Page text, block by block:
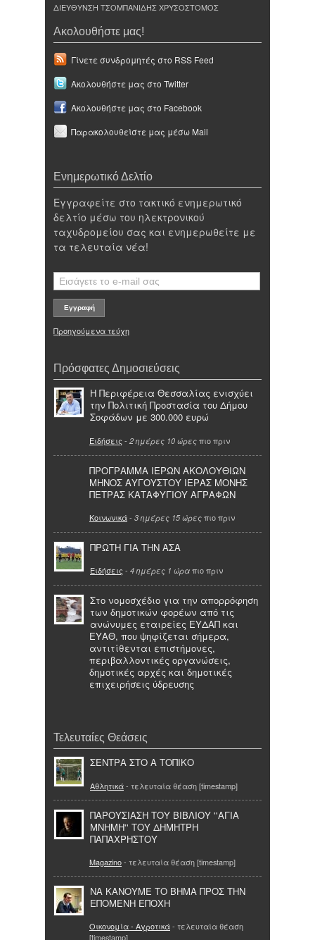
ΔΙΕΥΘΥΝΣΗ ΤΣΟΜΠΑΝΙΔΗΣ ΧΡΥΣΟΣΤΟΜΟΣ
Ακολουθήστε μας!
Γίνετε συνδρομητές στο RSS Feed
Ακολουθήστε μας στο Twitter
Ακολουθήστε μας στο Facebook
Παρακολουθείστε μας μέσω Mail
Ενημερωτικό Δελτίο
Εγγραφείτε στο τακτικό ενημερωτικό
δελτίο μέσω του ηλεκτρονικού
ταχυδρομείου σας και ενημερωθείτε με
τα τελευταία νέα!
Προηγούμενα τεύχη
Πρόσφατες Δημοσιεύσεις
Η Περιφέρεια Θεσσαλίας ενισχύει
την Πολιτική Προστασία του Δήμου
Σοφάδων με 300.000 ευρώ
Ειδήσεις - 2 ημέρες 10 ώρες πιο πριν
ΠΡΟΓΡΑΜΜΑ ΙΕΡΩΝ ΑΚΟΛΟΥΘΙΩΝ
ΜΗΝΟΣ ΑΥΓΟΥΣΤΟΥ ΙΕΡΑΣ ΜΟΝΗΣ
ΠΕΤΡΑΣ ΚΑΤΑΦΥΓΙΟΥ ΑΓΡΑΦΩΝ
Κοινωνικά- 3 ημέρες 15 ώρες πιο πριν
ΠΡΩΤΗ ΓΙΑ ΤΗΝ ΑΣΑ
Ειδήσεις - 4 ημέρες 1 ώρα πιο πριν
Στο νομοσχέδιο για την απορρόφηση
των δημοτικών φορέων από τις
ανώνυμες εταιρείες ΕΥΔΑΠ και
ΕΥΑΘ, που ψηφίζεται σήμερα,
αντιτίθενται επιστήμονες,
περιβαλλοντικές οργανώσεις,
δημοτικές αρχές και δημοτικές
επιχειρήσεις ύδρευσης
Τελευταίες Θεάσεις
ΣΕΝΤΡΑ ΣΤΟ Α ΤΟΠΙΚΟ
Αθλητικά- τελευταία θέαση [timestamp]
ΠΑΡΟΥΣΙΑΣΗ ΤΟΥ ΒΙΒΛΙΟΥ ''ΑΓΙΑ
ΜΝΗΜΗ'' ΤΟΥ ΔΗΜΗΤΡΗ
ΠΑΠΑΧΡΗΣΤΟΥ
Magazino- τελευταία θέαση [timestamp]
ΝΑ ΚΑΝΟΥΜΕ ΤΟ ΒΗΜΑ ΠΡΟΣ ΤΗΝ
ΕΠΟΜΕΝΗ ΕΠΟΧΗ
Οικονομία - Αγροτικά- τελευταία θέαση
[timestamp]